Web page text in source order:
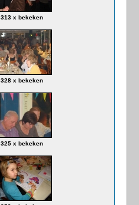
313 x bekeken
328 x bekeken
325 x bekeken